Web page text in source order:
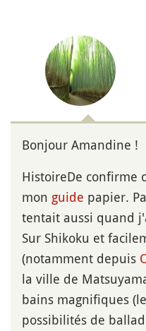
Bonjour Amandine !
HistoireDe confirme
mon guide papier.
tentait aussi quand
Sur Shikoku et
(notamment depuis
la ville de
bains magnifiques
possibilités de